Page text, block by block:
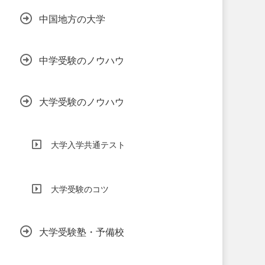
中国地方の大学
中学受験のノウハウ
大学受験のノウハウ
大学入学共通テスト
大学受験のコツ
大学受験塾・予備校